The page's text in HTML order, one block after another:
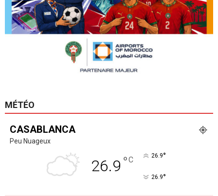
MÉTÉO
CASABLANCA
Peu Nuageux
26.9 °C 26.9°
26.9°